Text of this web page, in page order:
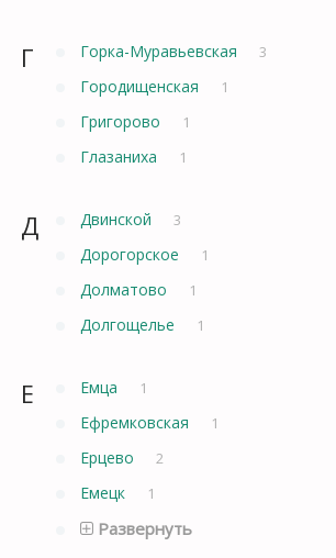
Г Горка-Муравьевская 3
Городищенская 1
Григорово 1
Глазаниха 1
Д Двинской 3
Дорогорское 1
Долматово 1
Долгощелье 1
Е Емца 1
Ефремковская 1
Ерцево 2
Емецк 1
Развернуть